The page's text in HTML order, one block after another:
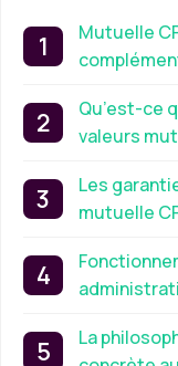
Mutuelle
Qu’est-ce
valeurs
Les
mutuelle
La